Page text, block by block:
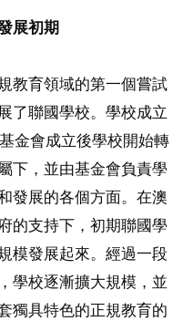
展初期
教育領域的第一個嘗試
了聯國學校。學校成立
金會成立後學校開始轉
下，並由基金會負責學
發展的各個方面。在澳
的支持下，初期聯國學
模發展起來。經過一段
學校逐漸擴大規模，並
獨具特色的正規教育的